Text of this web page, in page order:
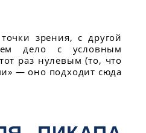
зрения, с другой
дело с условным
раз нулевым (то, что
— оно подходит сюда